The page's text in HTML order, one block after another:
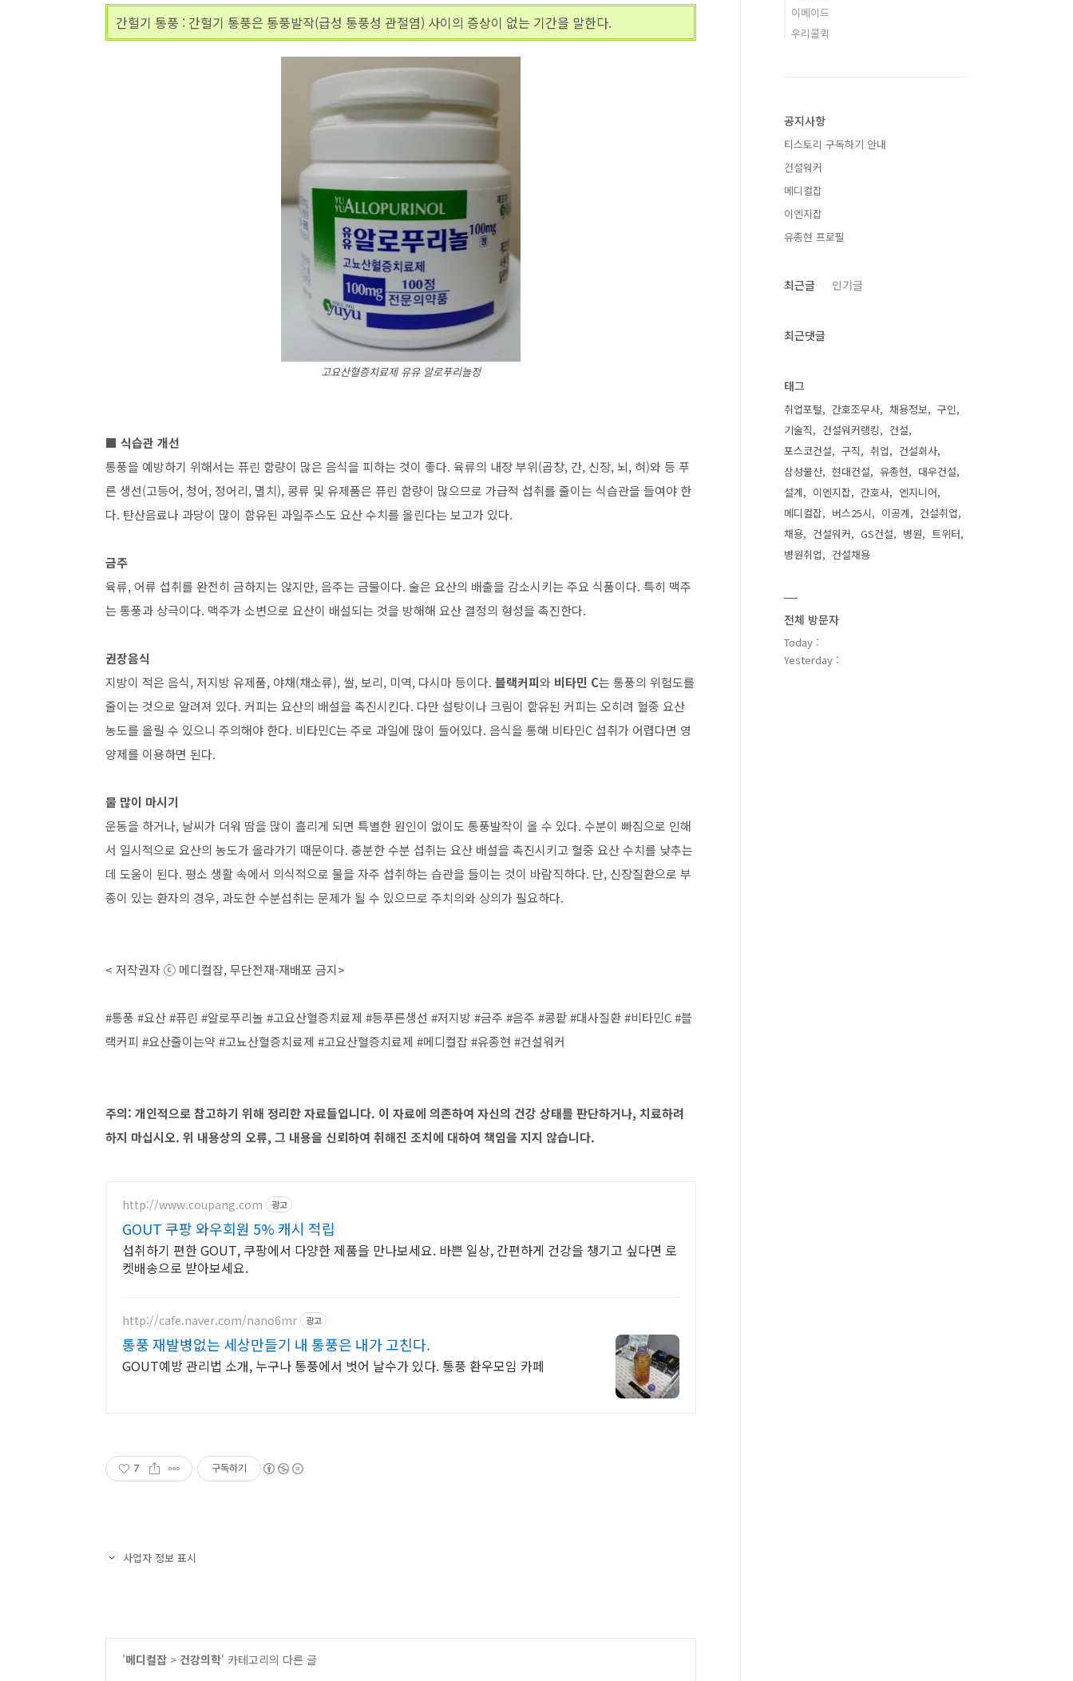
간헐기 통풍 : 간헐기 통풍은 통풍발작(급성 통풍성 관절염) 사이의 증상이 없는 기간을 말한다.
고요산혈증치료제 유유 알로푸리놀정
■ 식습관 개선
통풍을 예방하기 위해서는 퓨린 함량이 많은 음식을 피하는 것이 좋다. 육류의 내장 부위(곱창, 간, 신장, 뇌, 혀)와 등 푸
른 생선(고등어, 청어, 정어리, 멸치), 콩류 및 유제품은 퓨린 함량이 많으므로 가급적 섭취를 줄이는 식습관을 들여야 한
다. 탄산음료나 과당이 많이 함유된 과일주스도 요산 수치를 올린다는 보고가 있다.
금주
육류, 어류 섭취를 완전히 금하지는 않지만, 음주는 금물이다. 술은 요산의 배출을 감소시키는 주요 식품이다. 특히 맥주
는 통풍과 상극이다. 맥주가 소변으로 요산이 배설되는 것을 방해해 요산 결정의 형성을 촉진한다.
권장음식
지방이 적은 음식, 저지방 유제품, 야채(채소류), 쌀, 보리, 미역, 다시마 등이다. 블랙커피와 비타민 C는 통풍의 위험도를
줄이는 것으로 알려져 있다. 커피는 요산의 배설을 촉진시킨다. 다만 설탕이나 크림이 함유된 커피는 오히려 혈중 요산
농도를 올릴 수 있으니 주의해야 한다. 비타민C는 주로 과일에 많이 들어있다. 음식을 통해 비타민C 섭취가 어렵다면 영
양제를 이용하면 된다.
물 많이 마시기
운동을 하거나, 날씨가 더워 땀을 많이 흘리게 되면 특별한 원인이 없이도 통풍발작이 올 수 있다. 수분이 빠짐으로 인해
서 일시적으로 요산의 농도가 올라가기 때문이다. 충분한 수분 섭취는 요산 배설을 촉진시키고 혈중 요산 수치를 낮추는
데 도움이 된다. 평소 생활 속에서 의식적으로 물을 자주 섭취하는 습관을 들이는 것이 바람직하다. 단, 신장질환으로 부
종이 있는 환자의 경우, 과도한 수분섭취는 문제가 될 수 있으므로 주치의와 상의가 필요하다.
< 저작권자 ⓒ 메디컬잡, 무단전재-재배포 금지>
#통풍 #요산 #퓨린 #알로푸리놀 #고요산혈증치료제 #등푸른생선 #저지방 #금주 #음주 #콩팥 #대사질환 #비타민C #블
랙커피 #요산줄이는약 #고뇨산혈증치료제 #고요산혈증치료제 #메디컬잡 #유종현 #건설워커
주의: 개인적으로 참고하기 위해 정리한 자료들입니다. 이 자료에 의존하여 자신의 건강 상태를 판단하거나, 치료하려
하지 마십시오. 위 내용상의 오류, 그 내용을 신뢰하여 취해진 조치에 대하여 책임을 지지 않습니다.
http://www.coupang.com 광고
GOUT 쿠팡 와우회원 5% 캐시 적립
섭취하기 편한 GOUT, 쿠팡에서 다양한 제품을 만나보세요. 바쁜 일상, 간편하게 건강을 챙기고 싶다면 로
켓배송으로 받아보세요.
http://cafe.naver.com/nano6mr 광고
통풍 재발병없는 세상만들기 내 통풍은 내가 고친다.
GOUT예방 관리법 소개, 누구나 통풍에서 벗어 날수가 있다. 통풍 환우모임 카페
7 구독하기
사업자 정보 표시
'메디컬잡 > 건강의학' 카테고리의 다른 글
이메이드
우리콜퀵
공지사항
티스토리 구독하기 안내
건설워커
메디컬잡
이엔지잡
유종현 프로필
최근글 인기글
최근댓글
태그
취업포털 간호조무사 채용정보
구인
기술직
건설워커랭킹
건설
포스코건설
구직 취업
건설회사
삼성물산
현대건설 유종현
대우건설
설계
이엔지잡 간호사
엔지니어
메디컬잡
버스25시 이공계
건설취업
채용
건설워커 GS건설 병원
트위터
병원취업
건설채용
전체 방문자
Today :
Yesterday :